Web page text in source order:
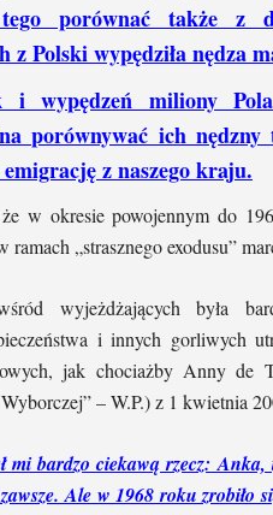
porównać także z
z Polski wypędziła nędza
miliony
porównywać ich
z naszego kraju.
w okresie powojennym do
„strasznego exodusu”
wyjeżdżających była
i innych gorliwych
jak chociażby Anny de
– W.P.) z 1 kwietnia
mi bardzo ciekawą rzecz:
Ale w 1968 roku zrobiło